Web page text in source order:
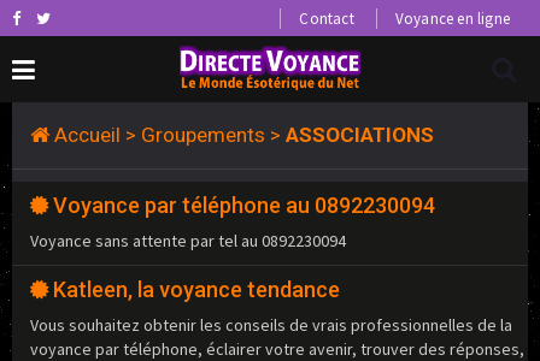
Contact Voyance en ligne
Accueil > Groupements > ASSOCIATIONS
Voyance par téléphone au 0892230094
Voyance sans attente par tel au 0892230094
Katleen, la voyance tendance
Vous souhaitez obtenir les conseils de vrais professionnelles de la
voyance par téléphone, éclairer votre avenir, trouver des réponses,